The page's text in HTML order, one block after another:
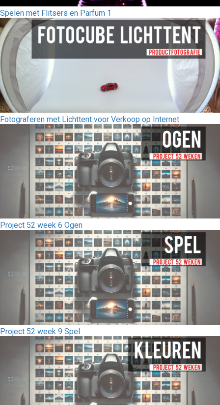
Spelen met Flitsers en Parfum 1
Fotograferen met Lichttent voor Verkoop op Internet
Project 52 week 6 Ogen
Project 52 week 9 Spel